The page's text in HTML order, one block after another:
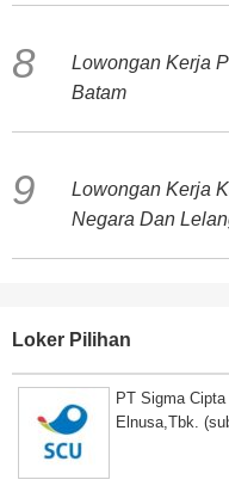
Lowongan Kerja
Batam
Lowongan Kerja
Negara Dan
Loker Pilihan
PT Sigma
Elnusa,Tbk.